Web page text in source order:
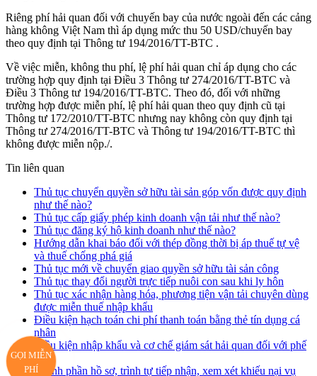
Riêng phí hải quan đối với chuyến bay của nước ngoài đến các cảng
hàng không Việt Nam thì áp dụng mức thu 50 USD/chuyến bay
theo quy định tại Thông tư 194/2016/TT-BTC .
Về việc miễn, không thu phí, lệ phí hải quan chỉ áp dụng cho các
trường hợp quy định tại Điều 3 Thông tư 274/2016/TT-BTC và
Điều 3 Thông tư 194/2016/TT-BTC. Theo đó, đối với những
trường hợp được miễn phí, lệ phí hải quan theo quy định cũ tại
Thông tư 172/2010/TT-BTC nhưng nay không còn quy định tại
Thông tư 274/2016/TT-BTC và Thông tư 194/2016/TT-BTC thì
không được miễn nộp./.
Tin liên quan
Thủ tục chuyển quyền sở hữu tài sản góp vốn được quy định
như thế nào?
Thủ tục cấp giấy phép kinh doanh vận tải như thế nào?
Thủ tục đăng ký hộ kinh doanh như thế nào?
Hướng dẫn khai báo đối với thép đồng thời bị áp thuế tự vệ
và thuế chống phá giá
Thủ tục mới về chuyển giao quyền sở hữu tài sản công
Thủ tục thay đổi người trực tiếp nuôi con sau khi ly hôn
Thủ tục xác nhận hàng hóa, phương tiện vận tải chuyên dùng
được miễn thuế nhập khẩu
Điều kiện hạch toán chi phí thanh toán bằng thẻ tín dụng cá
nhân
Điều kiện nhập khẩu và cơ chế giám sát hải quan đối với phế
liệu
Thành phần hồ sơ, trình tự tiếp nhận, xem xét khiếu nại vụ
GỌI MIỄN
PHÍ